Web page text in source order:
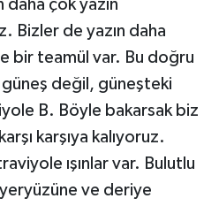
daha çok yazın
Bizler de yazın daha
bir teamül var. Bu doğru
değil, güneşteki
B. Böyle bakarsak biz
karşıya kalıyoruz.
ışınlar var. Bulutlu
ve deriye